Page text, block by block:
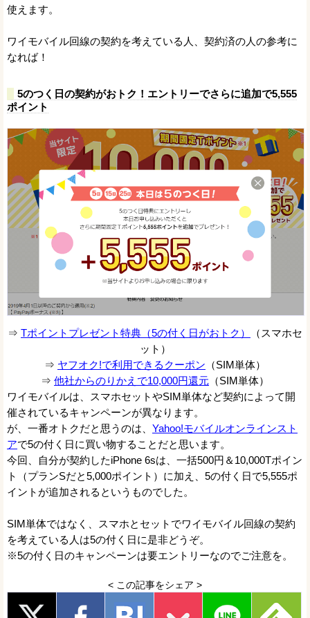
使えます。
ワイモバイル回線の契約を考えている人、契約済の人の参考に
なれば！
5のつく日の契約がおトク！エントリーでさらに追加で5,555
ポイント
⇒ Tポイントプレゼント特典（5の付く日がおトク）
（スマホセ
ット）
⇒ ヤフオク!で利用できるクーポン （SIM単体）
⇒ 他社からのりかえで10,000円還元 （SIM単体）
ワイモバイルは、スマホセットやSIM単体など契約によって開
催されているキャンペーンが異なります。
が、一番オトクだと思うのは、 Yahoo!モバイルオンラインスト
アで5の付く日に買い物することだと思います。
今回、自分が契約したiPhone 6sは、一括500円＆10,000Tポイン
ト（プランSだと5,000ポイント）に加え、5の付く日で5,555ポ
イントが追加されるというものでした。
SIM単体ではなく、スマホとセットでワイモバイル回線の契約
を考えている人は5の付く日に是非どうぞ。
※5の付く日のキャンペーンは要エントリーなのでご注意を。
< この記事をシェア >